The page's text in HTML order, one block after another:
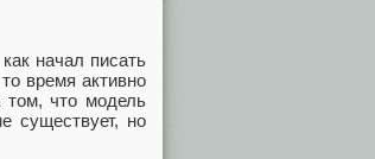
начал писать
время активно
том, что модель
существует, но